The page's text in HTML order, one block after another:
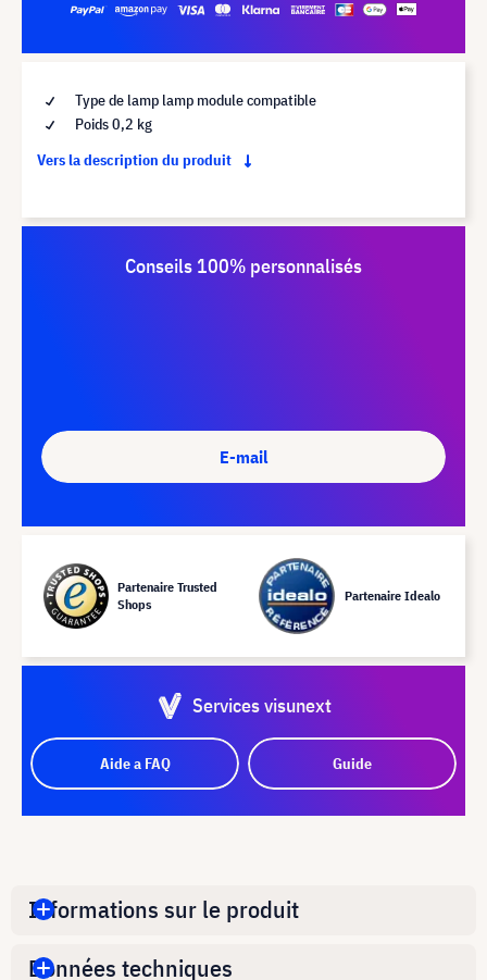
Type de lamp lamp module compatible
Poids 0,2 kg
Vers la description du produit
Conseils 100% personnalisés
E-mail
Partenaire Trusted
Shops
Partenaire Idealo
Services visunext
Aide a FAQ Guide
Informations sur le produit
Données techniques